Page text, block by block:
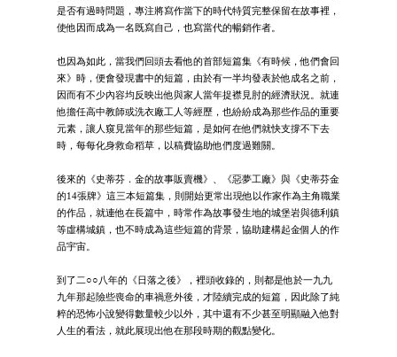
是否有過時問題，專注將寫作當下的時代特質完整保留在故事裡，
使他因而成為一名既寫自己，也寫當代的暢銷作者。
也因為如此，當我們回頭去看他的首部短篇集《有時候，他們會回
來》時，便會發現書中的短篇，由於有一半均發表於他成名之前，
因而有不少內容均反映出他與家人當年捉襟見肘的經濟狀況。就連
他擔任高中教師或洗衣廠工人等經歷，也紛紛成為那些作品的重要
元素，讓人窺見當年的那些短篇，是如何在他們就快支撐不下去
時，每每化身救命稻草，以稿費協助他們度過難關。
後來的《史蒂芬．金的故事販賣機》、《惡夢工廠》與《史蒂芬金
的14張牌》這三本短篇集，則開始更常出現他以作家作為主角職業
的作品，就連他在長篇中，時常作為故事發生地的城堡岩與德利鎮
等虛構城鎮，也不時成為這些短篇的背景，協助建構起金個人的作
品宇宙。
到了二○○八年的《日落之後》，裡頭收錄的，則都是他於一九九
九年那起險些喪命的車禍意外後，才陸續完成的短篇，因此除了純
粹的恐怖小說變得數量較少以外，其中還有不少甚至明顯融入他對
人生的看法，就此展現出他在那段時期的觀點變化。